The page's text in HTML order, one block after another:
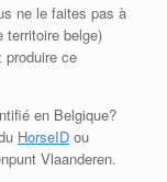
ne le faites pas à
territoire belge)
ce
en Belgique?
HorseID ou
Vlaanderen.